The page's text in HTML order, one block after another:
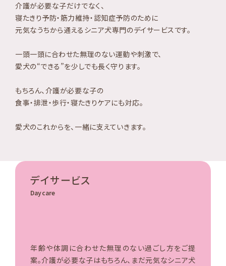
介護が必要な子だけでなく、
寝たきり予防・筋力維持・認知症予防のために
元気なうちから通えるシニア犬専門のデイサービスです。
一頭一頭に合わせた無理のない運動や刺激で、
愛犬の“できる”を少しでも長く守ります。
もちろん、介護が必要な子の
食事・排泄・歩行・寝たきりケアにも対応。
愛犬のこれからを、一緒に支えていきます。
デイサービス
Daycare
年齢や体調に合わせた無理のない過ごし方をご提
案。介護が必要な子はもちろん、まだ元気なシニア犬